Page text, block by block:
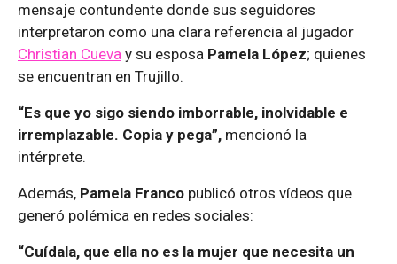
mensaje contundente donde sus seguidores
interpretaron como una clara referencia al jugador
Christian Cueva y su esposa Pamela López; quienes
se encuentran en Trujillo.
“Es que yo sigo siendo imborrable, inolvidable e
irremplazable. Copia y pega”, mencionó la
intérprete.
Además, Pamela Franco publicó otros vídeos que
generó polémica en redes sociales:
“Cuídala, que ella no es la mujer que necesita un